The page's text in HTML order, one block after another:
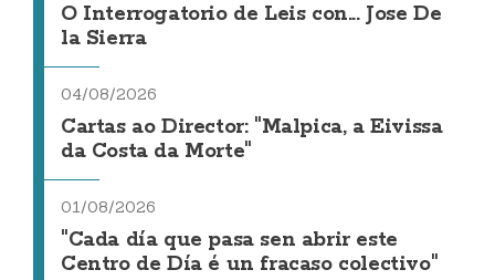
O Interrogatorio de Leis con... Jose De
la Sierra
04/08/2026
Cartas ao Director: "Malpica, a Eivissa
da Costa da Morte"
01/08/2026
"Cada día que pasa sen abrir este
Centro de Día é un fracaso colectivo"